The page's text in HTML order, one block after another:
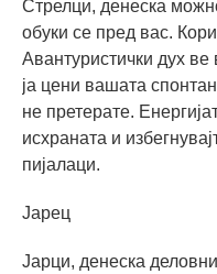
Стрелци, денеска
обуки се пред вас.
Авантуристички дух
ја цени вашата
не претерате.
исхраната и
пијалаци.
Јарец
Јарци, денеска